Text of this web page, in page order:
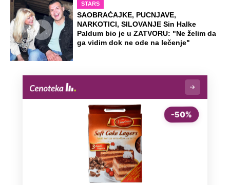
STARS
SAOBRAĆAJKE, PUCNJAVE,
NARKOTICI, SILOVANJE Sin Halke
Paldum bio je u ZATVORU: "Ne želim da
ga vidim dok ne ode na lečenje"